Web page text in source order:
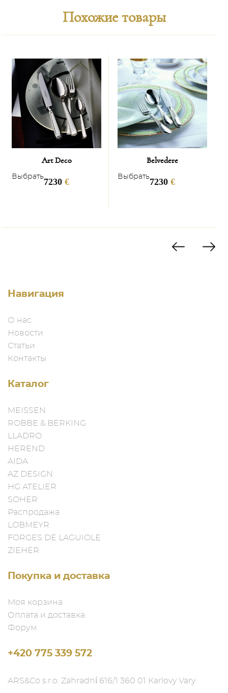
Похожие товары
Art Deco
Выбрать7230 €
Belvedere
Выбрать7230 €
Навигация
О нас
Новости
Статьи
Контакты
Каталог
MEISSEN
ROBBE & BERKING
LLADRO
HEREND
AIDA
AZ DESIGN
HG ATELIER
SOHER
Распродажа
LOBMEYR
FORGES DE LAGUIOLE
ZIEHER
Покупка и доставка
Моя корзина
Оплата и доставка
Форум
+420 775 339 572
ARS&Co s.r.o. Zahradní 616/1 360 01 Karlovy Vary